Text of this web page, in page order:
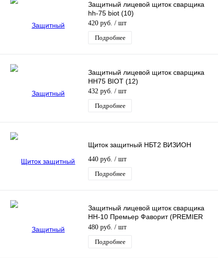
Защитный лицевой щиток сварщика
hh-75 biot (10)
420 руб. / шт
Подробнее
Защитный лицевой щиток сварщика
НН75 BIOT (12)
432 руб. / шт
Подробнее
Щиток защитный НБТ2 ВИЗИОН
440 руб. / шт
Подробнее
Защитный лицевой щиток сварщика
НН-10 Премьер Фаворит (PREMIER
Favori®T) (10)
480 руб. / шт
Подробнее